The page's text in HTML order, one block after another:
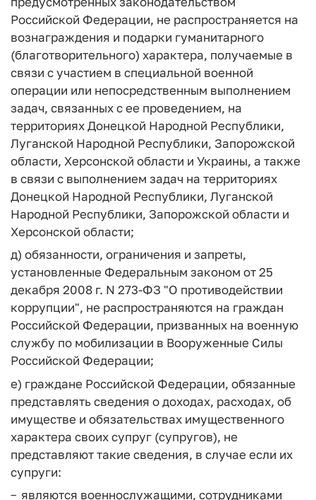
Российской Федерации, не распространяется на
вознаграждения и подарки гуманитарного
(благотворительного) характера, получаемые в
связи с участием в специальной военной
операции или непосредственным выполнением
задач, связанных с ее проведением, на
территориях Донецкой Народной Республики,
Луганской Народной Республики, Запорожской
области, Херсонской области и Украины, а также
в связи с выполнением задач на территориях
Донецкой Народной Республики, Луганской
Народной Республики, Запорожской области и
Херсонской области;
д) обязанности, ограничения и запреты,
установленные Федеральным законом от 25
декабря 2008 г. N 273-ФЗ "О противодействии
коррупции", не распространяются на граждан
Российской Федерации, призванных на военную
службу по мобилизации в Вооруженные Силы
Российской Федерации;
е) граждане Российской Федерации, обязанные
представлять сведения о доходах, расходах, об
имуществе и обязательствах имущественного
характера своих супруг (супругов), не
представляют такие сведения, в случае если их
супруги:
являются военнослужащими, сотрудниками